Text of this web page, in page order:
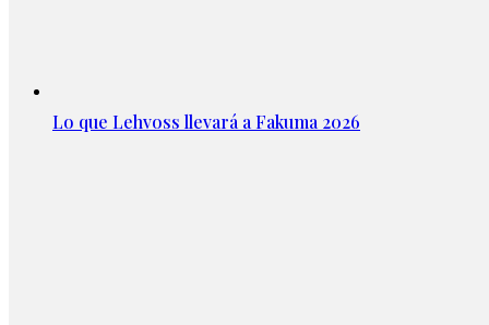
Lo que Lehvoss llevará a Fakuma 2026